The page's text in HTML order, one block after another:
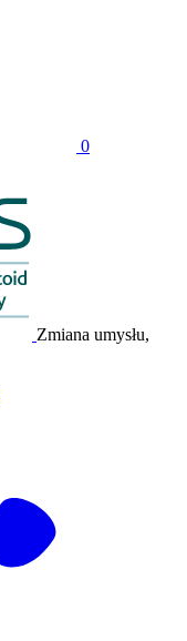
0
Zmiana umysłu,